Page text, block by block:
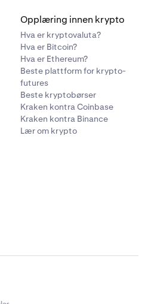
Opplæring innen krypto
Hva er kryptovaluta?
Hva er Bitcoin?
Hva er Ethereum?
Beste plattform for krypto-
futures
Beste kryptobørser
Kraken kontra Coinbase
Kraken kontra Binance
Lær om krypto